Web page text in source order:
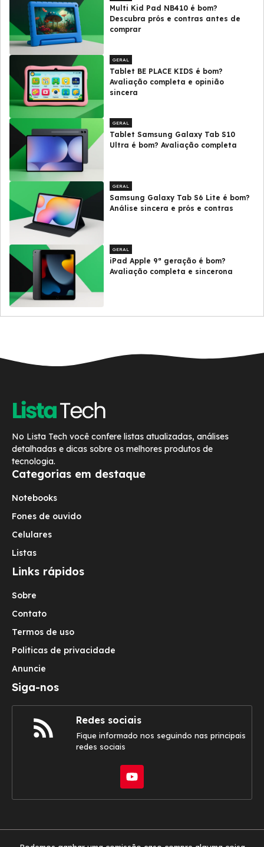
Multi Kid Pad NB410 é bom?
Descubra prós e contras antes de
comprar
GERAL
Tablet BE PLACE KIDS é bom?
Avaliação completa e opinião
sincera
GERAL
Tablet Samsung Galaxy Tab S10
Ultra é bom? Avaliação completa
GERAL
Samsung Galaxy Tab S6 Lite é bom?
Análise sincera e prós e contras
GERAL
iPad Apple 9ª geração é bom?
Avaliação completa e sincerona
No Lista Tech você confere listas atualizadas, análises
detalhadas e dicas sobre os melhores produtos de
tecnologia.
Categorias em destaque
Notebooks
Fones de ouvido
Celulares
Listas
Links rápidos
Sobre
Contato
Termos de uso
Politicas de privacidade
Anuncie
Siga-nos
Redes sociais
Fique informado nos seguindo nas principais
redes sociais